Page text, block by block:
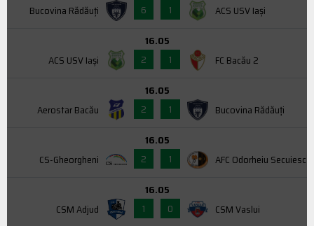
Bucovina Rădăuți
6
1 ACS USV Iaşi
ACS USV Iaşi
16.05
2
1 FC Bacău 2
Aerostar Bacău
16.05
2
1 Bucovina Rădăuți
CS-Gheorgheni
16.05
2
1 AFC Odorheiu Secuiesc
CSM Adjud
16.05
1
0 CSM Vaslui